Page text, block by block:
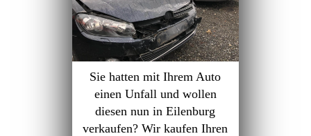
Sie hatten mit Ihrem Auto
einen Unfall und wollen
diesen nun in Eilenburg
verkaufen? Wir kaufen Ihren